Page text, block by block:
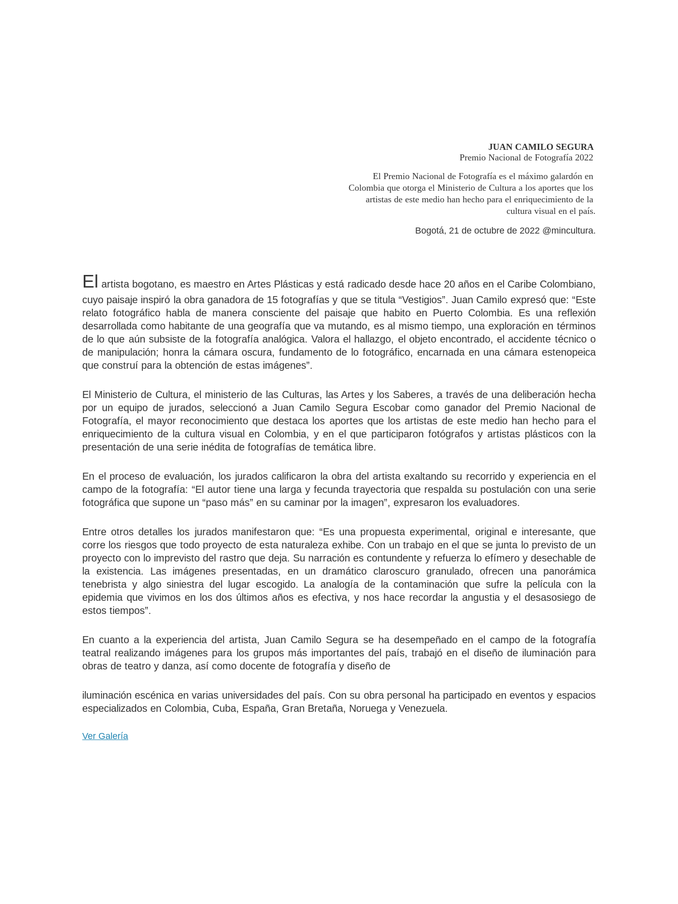
El artista bogotano, es maestro en Artes Plásticas y está radicado desde hace 20 años en el Caribe Colombiano,
cuyo paisaje inspiró la obra ganadora de 15 fotografías y que se titula “Vestigios”. Juan Camilo expresó que: “Este
relato fotográfico habla de manera consciente del paisaje que habito en Puerto Colombia. Es una reflexión
desarrollada como habitante de una geografía que va mutando, es al mismo tiempo, una exploración en términos
de lo que aún subsiste de la fotografía analógica. Valora el hallazgo, el objeto encontrado, el accidente técnico o
de manipulación; honra la cámara oscura, fundamento de lo fotográfico, encarnada en una cámara estenopeica
que construí para la obtención de estas imágenes”.
El Ministerio de Cultura, el ministerio de las Culturas, las Artes y los Saberes, a través de una deliberación hecha
por un equipo de jurados, seleccionó a Juan Camilo Segura Escobar como ganador del Premio Nacional de
Fotografía, el mayor reconocimiento que destaca los aportes que los artistas de este medio han hecho para el
enriquecimiento de la cultura visual en Colombia, y en el que participaron fotógrafos y artistas plásticos con la
presentación de una serie inédita de fotografías de temática libre.
En el proceso de evaluación, los jurados calificaron la obra del artista exaltando su recorrido y experiencia en el
campo de la fotografía: “El autor tiene una larga y fecunda trayectoria que respalda su postulación con una serie
fotográfica que supone un “paso más” en su caminar por la imagen”, expresaron los evaluadores.
Entre otros detalles los jurados manifestaron que: “Es una propuesta experimental, original e interesante, que
corre los riesgos que todo proyecto de esta naturaleza exhibe. Con un trabajo en el que se junta lo previsto de un
proyecto con lo imprevisto del rastro que deja. Su narración es contundente y refuerza lo efímero y desechable de
la existencia. Las imágenes presentadas, en un dramático claroscuro granulado, ofrecen una panorámica
tenebrista y algo siniestra del lugar escogido. La analogía de la contaminación que sufre la película con la
epidemia que vivimos en los dos últimos años es efectiva, y nos hace recordar la angustia y el desasosiego de
estos tiempos”.
En cuanto a la experiencia del artista, Juan Camilo Segura se ha desempeñado en el campo de la fotografía
teatral realizando imágenes para los grupos más importantes del país, trabajó en el diseño de iluminación para
obras de teatro y danza, así como docente de fotografía y diseño de
iluminación escénica en varias universidades del país. Con su obra personal ha participado en eventos y espacios
especializados en Colombia, Cuba, España, Gran Bretaña, Noruega y Venezuela.
Ver Galería
JUAN CAMILO SEGURA
Premio Nacional de Fotografía 2022
El Premio Nacional de Fotografía es el máximo galardón en
Colombia que otorga el Ministerio de Cultura a los aportes que los
artistas de este medio han hecho para el enriquecimiento de la
cultura visual en el país.
Bogotá, 21 de octubre de 2022 @mincultura.